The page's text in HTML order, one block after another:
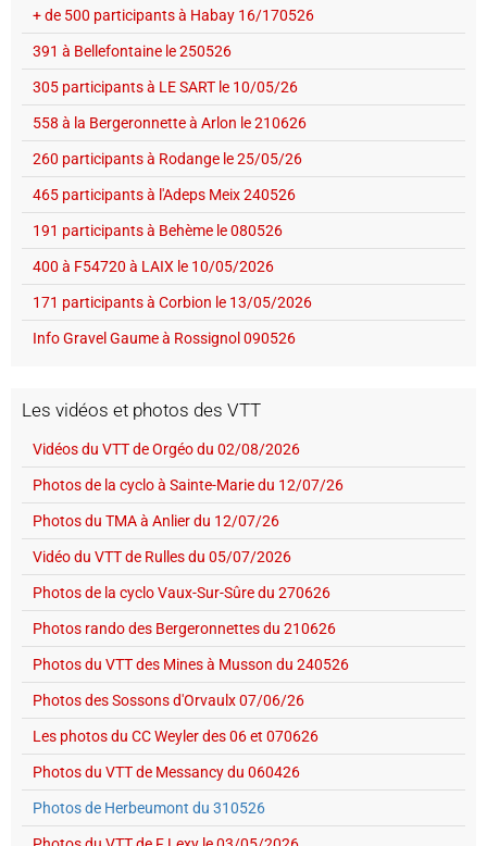
+ de 500 participants à Habay 16/170526
391 à Bellefontaine le 250526
305 participants à LE SART le 10/05/26
558 à la Bergeronnette à Arlon le 210626
260 participants à Rodange le 25/05/26
465 participants à l'Adeps Meix 240526
191 participants à Behème le 080526
400 à F54720 à LAIX le 10/05/2026
171 participants à Corbion le 13/05/2026
Info Gravel Gaume à Rossignol 090526
Les vidéos et photos des VTT
Vidéos du VTT de Orgéo du 02/08/2026
Photos de la cyclo à Sainte-Marie du 12/07/26
Photos du TMA à Anlier du 12/07/26
Vidéo du VTT de Rulles du 05/07/2026
Photos de la cyclo Vaux-Sur-Sûre du 270626
Photos rando des Bergeronnettes du 210626
Photos du VTT des Mines à Musson du 240526
Photos des Sossons d'Orvaulx 07/06/26
Les photos du CC Weyler des 06 et 070626
Photos du VTT de Messancy du 060426
Photos de Herbeumont du 310526